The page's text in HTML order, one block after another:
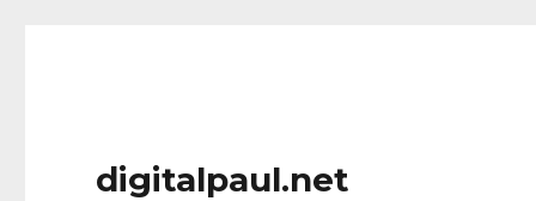
digitalpaul.net